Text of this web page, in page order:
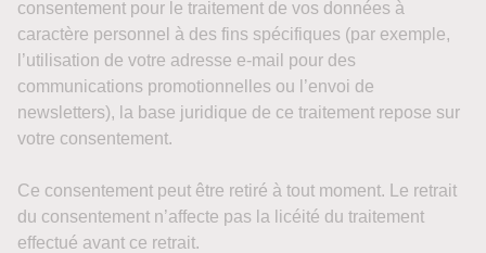
consentement pour le traitement de vos données à
caractère personnel à des fins spécifiques (par exemple,
l’utilisation de votre adresse e-mail pour des
communications promotionnelles ou l’envoi de
newsletters), la base juridique de ce traitement repose sur
votre consentement.
Ce consentement peut être retiré à tout moment. Le retrait
du consentement n’affecte pas la licéité du traitement
effectué avant ce retrait.